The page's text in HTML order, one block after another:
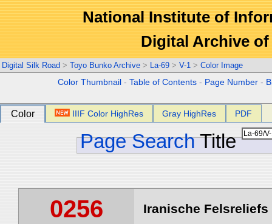
National Institute of
Digital Archive
Digital Silk Road > Toyo Bunko Archive > La-69 > V-1 > Color Image
Color Thumbnail -Table of Contents - Page Number -
Color IIIF Color HighRes Gray HighRes PDF
Page Search Title
0256 Iranische Felsreliefs